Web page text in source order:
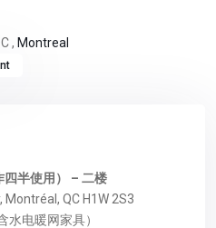
, Montreal
四半使用） – 二楼
QC H1W 2S3
水电暖网家具）